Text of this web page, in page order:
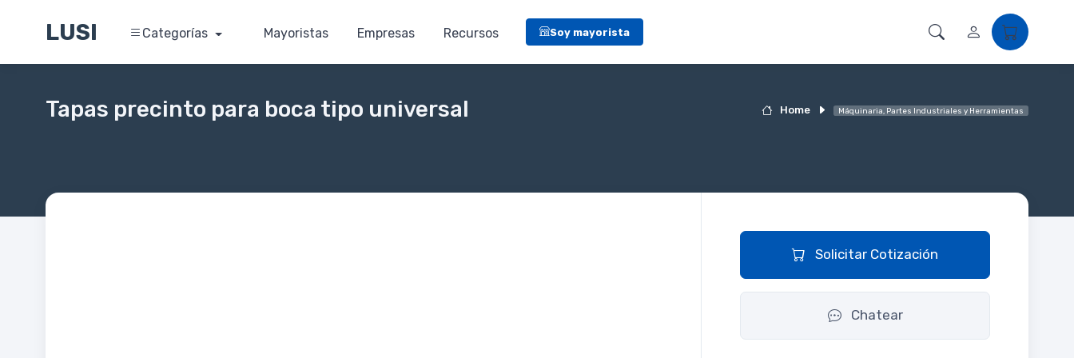
LUSI Categorías Mayoristas Empresas Recursos Soy mayorista
Home Máquinaria, Partes Industriales y Herramientas
Tapas precinto para boca tipo universal
Solicitar Cotización
Chatear